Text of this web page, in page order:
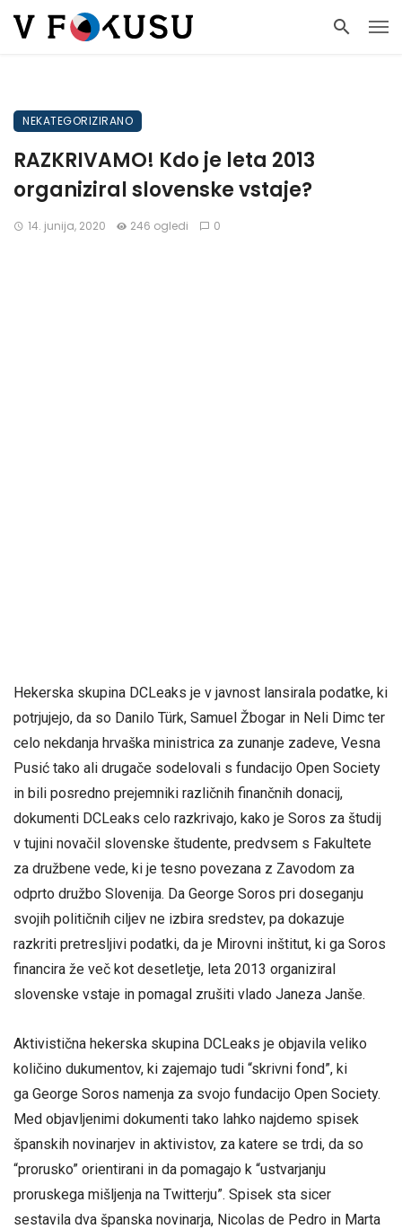
NEKATEGORIZIRANO
RAZKRIVAMO! Kdo je leta 2013
organiziral slovenske vstaje?
14. junija, 2020 246 ogledi 0
Hekerska skupina DCLeaks je v javnost lansirala podatke, ki
potrjujejo, da so Danilo Türk, Samuel Žbogar in Neli Dimc ter
celo nekdanja hrvaška ministrica za zunanje zadeve, Vesna
Pusić tako ali drugače sodelovali s fundacijo Open Society
in bili posredno prejemniki različnih finančnih donacij,
dokumenti DCLeaks celo razkrivajo, kako je Soros za študij
v tujini novačil slovenske študente, predvsem s Fakultete
za družbene vede, ki je tesno povezana z Zavodom za
odprto družbo Slovenija. Da George Soros pri doseganju
svojih političnih ciljev ne izbira sredstev, pa dokazuje
razkriti pretresljivi podatki, da je Mirovni inštitut, ki ga Soros
financira že več kot desetletje, leta 2013 organiziral
slovenske vstaje in pomagal zrušiti vlado Janeza Janše.
Aktivistična hekerska skupina DCLeaks je objavila veliko
količino dukumentov, ki zajemajo tudi “skrivni fond”, ki
ga George Soros namenja za svojo fundacijo Open Society.
Med objavljenimi dokumenti tako lahko najdemo spisek
španskih novinarjev in aktivistov, za katere se trdi, da so
“prorusko” orientirani in da pomagajo k “ustvarjanju
proruskega mišljenja na Twitterju”. Spisek sta sicer
sestavila dva španska novinarja, Nicolas de Pedro in Marta